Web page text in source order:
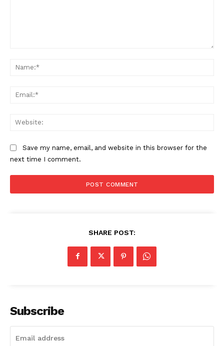
Save my name, email, and website in this browser for the
next time I comment.
SHARE POST:
Subscribe